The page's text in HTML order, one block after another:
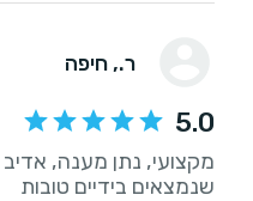
ר., חיפה
5.0
מקצועי, נתן מענה, אדיב
שנמצאים בידיים טובות